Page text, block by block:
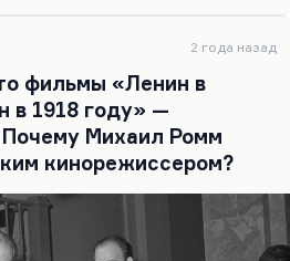
формальной задаче.
как входит в Советский
Западная
в советскую
казалось бы, по
территория. Но Ромм
другое. Ромм снял про…
2 года назад
фильмы «Ленин в
в 1918 году» —
Михаил Ромм
кинорежиссером?